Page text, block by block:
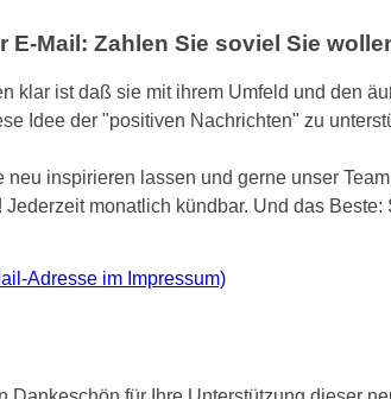
Mail: Zahlen Sie soviel Sie
klar ist daß sie mit ihrem Umfeld und den
Idee der "positiven Nachrichten" zu
inspirieren lassen und gerne unser
monatlich kündbar. Und das
Adresse im Impressum)